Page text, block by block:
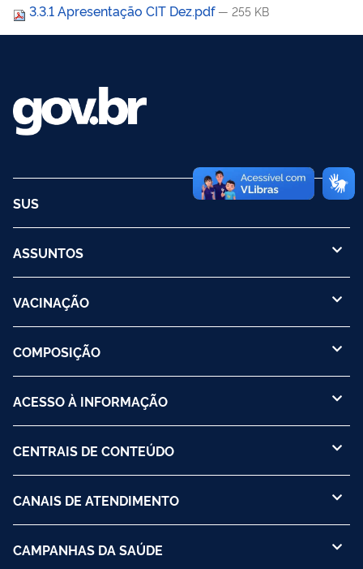
3.3.1 Apresentação CIT Dez.pdf — 255 KB
SUS
ASSUNTOS
VACINAÇÃO
COMPOSIÇÃO
ACESSO À INFORMAÇÃO
CENTRAIS DE CONTEÚDO
CANAIS DE ATENDIMENTO
CAMPANHAS DA SAÚDE